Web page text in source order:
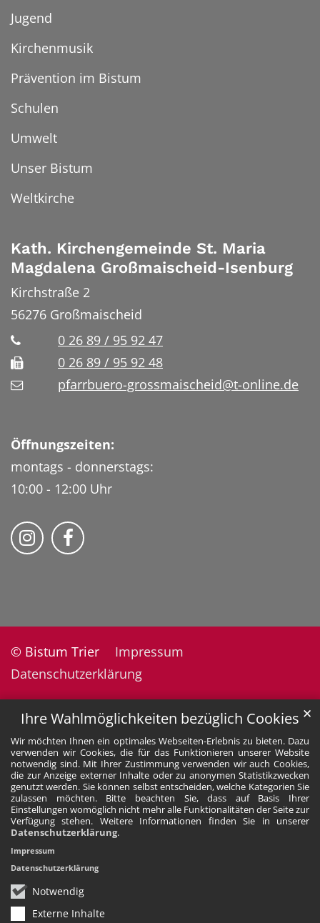
Ihre Wahlmöglichkeiten bezüglich Cookies
Wir möchten Ihnen ein optimales Webseiten-Erlebnis zu bieten. Dazu
verwenden wir Cookies, die für das Funktionieren unserer Website
notwendig sind. Mit Ihrer Zustimmung verwenden wir auch Cookies,
die zur Anzeige externer Inhalte oder zu anonymen Statistikzwecken
genutzt werden. Sie können selbst entscheiden, welche Kategorien Sie
zulassen möchten. Bitte beachten Sie, dass auf Basis Ihrer
Einstellungen womöglich nicht mehr alle Funktionalitäten der Seite zur
Verfügung stehen. Weitere Informationen finden Sie in unserer
Datenschutzerklärung.
Notwendig
Externe Inhalte
✕
Impressum
Datenschutzerklärung
Jugend
Kirchenmusik
Prävention im Bistum
Schulen
Umwelt
Unser Bistum
Weltkirche
Kath. Kirchengemeinde St. Maria
Magdalena Großmaischeid-Isenburg
Kirchstraße 2
56276 Großmaischeid
0 26 89 / 95 92 47
0 26 89 / 95 92 48
pfarrbuero-grossmaischeid@t-online.de
Öffnungszeiten:
montags - donnerstags:
10:00 - 12:00 Uhr
Folge uns auf Instragram
Fogle uns auf Facebook
© Bistum Trier
Impressum
Datenschutzerklärung